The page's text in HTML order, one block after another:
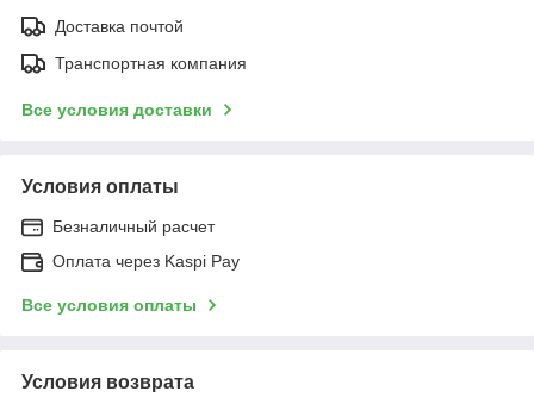
Доставка почтой
Транспортная компания
Все условия доставки
Условия оплаты
Безналичный расчет
Оплата через Kaspi Pay
Все условия оплаты
Условия возврата